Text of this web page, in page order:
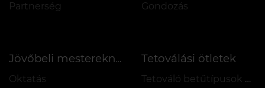
Partnerség
Gondozás
Jövőbeli mestereknek
Oktatás
Tetoválási ötletek
Tetováló betűtípusok online